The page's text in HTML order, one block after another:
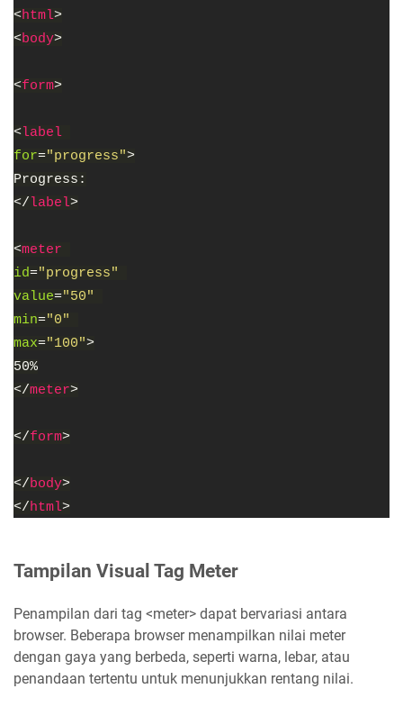
<html>
<body>
<form>
<label
for="progress">
Progress:
</label>
<meter
id="progress"
value="50"
min="0"
max="100">
50%
</meter>
</form>
</body>
</html>
Tampilan Visual Tag Meter
Penampilan dari tag <meter> dapat bervariasi antara
browser. Beberapa browser menampilkan nilai meter
dengan gaya yang berbeda, seperti warna, lebar, atau
penandaan tertentu untuk menunjukkan rentang nilai.